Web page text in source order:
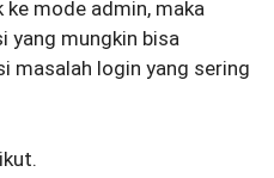
mode admin, maka
yang mungkin bisa
masalah login yang sering